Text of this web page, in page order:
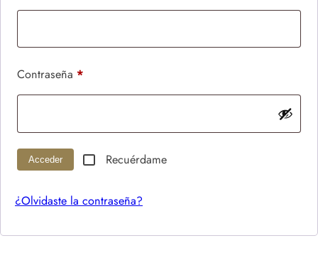
Contraseña *
Recuérdame
Acceder
¿Olvidaste la contraseña?